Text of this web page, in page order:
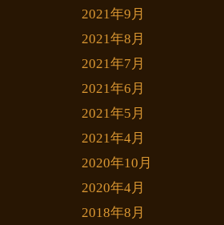
2021年9月
2021年8月
2021年7月
2021年6月
2021年5月
2021年4月
2020年10月
2020年4月
2018年8月